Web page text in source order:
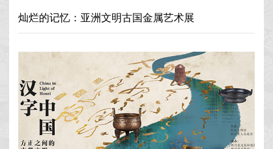
灿烂的记忆：亚洲文明古国金属艺术展